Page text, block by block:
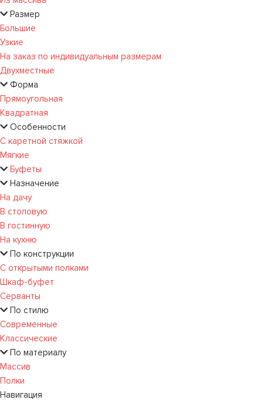
Размер
Большие
Узкие
На заказ по индивидуальным размерам
Двухместные
Форма
Прямоугольная
Квадратная
Особенности
С каретной стяжкой
Мягкие
Буфеты
Назначение
На дачу
В столовую
В гостинную
На кухню
По конструкции
С открытыми полками
Шкаф-буфет
Серванты
По стилю
Современные
Классические
По материалу
Массив
Полки
Навигация